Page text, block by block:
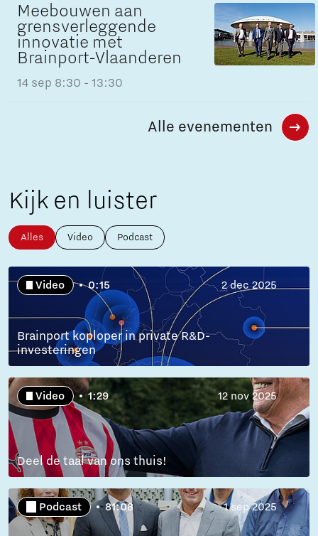
Meebouwen aan
grensverleggende
innovatie met
Brainport-Vlaanderen
14 sep 8:30 - 13:30
Alle evenementen
Kijk en luister
Alles Video Podcast
Video 0:15 2 dec 2025
Brainport koploper in private R&D-
investeringen
Video 1:29 12 nov 2025
Deel de taal van ons thuis!
Podcast 81:08 1 sep 2025